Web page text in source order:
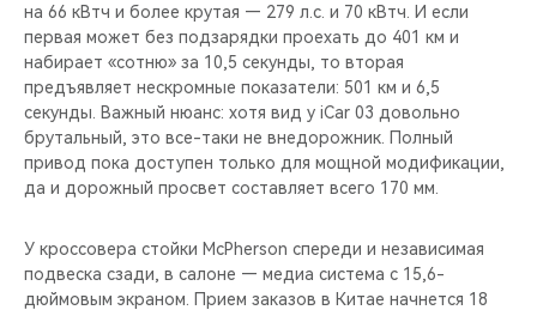
на 66 кВтч и более крутая — 279 л.с. и 70 кВтч. И если
первая может без подзарядки проехать до 401 км и
набирает «сотню» за 10,5 секунды, то вторая
предъявляет нескромные показатели: 501 км и 6,5
секунды. Важный нюанс: хотя вид у iCar 03 довольно
брутальный, это все-таки не внедорожник. Полный
привод пока доступен только для мощной модификации,
да и дорожный просвет составляет всего 170 мм.
У кроссовера стойки McPherson спереди и независимая
подвеска сзади, в салоне — медиа система с 15,6-
дюймовым экраном. Прием заказов в Китае начнется 18